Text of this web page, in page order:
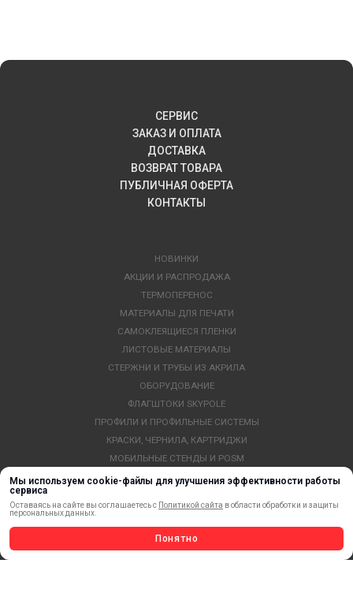
Мы используем cookie-файлы для улучшения эффективности работы
сервиса
Оставаясь на сайте вы соглашаетесь с Политикой сайта в области обработки и защиты
персональных данных.
Понятно
СЕРВИС
ЗАКАЗ И ОПЛАТА
ДОСТАВКА
ВОЗВРАТ ТОВАРА
ПУБЛИЧНАЯ ОФЕРТА
КОНТАКТЫ
НОВИНКИ
АКЦИИ И РАСПРОДАЖА
ТЕРМОПЕРЕНОС
МАТЕРИАЛЫ ДЛЯ ПЕЧАТИ
САМОКЛЕЯЩИЕСЯ ПЛЕНКИ
ЛИСТОВЫЕ МАТЕРИАЛЫ
СТЕРЖНИ И ТРУБЫ ИЗ АКРИЛА
ОБОРУДОВАНИЕ
ФЛАГШТОКИ SKYPOLE
ПРОФИЛИ И ПРОФИЛЬНЫЕ СИСТЕМЫ
КРАСКИ, ЧЕРНИЛА, КАРТРИДЖИ
МОБИЛЬНЫЕ СТЕНДЫ И POSM
УСЛУГИ И СЕРВИС
СВЕТОТЕХНИКА
КРЕПЕЖ И ФУРНИТУРА